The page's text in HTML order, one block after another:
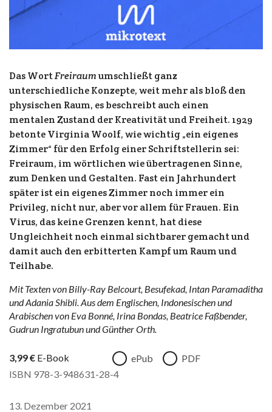
Das WortFreiraumumschließt ganz
unterschiedliche Konzepte, weit mehr als bloß den
physischen Raum, es beschreibt auch einen
mentalen Zustand der Kreativität und Freiheit. 1929
betonte Virginia Woolf, wie wichtig „ein eigenes
Zimmer“ für den Erfolg einer Schriftstellerin sei:
Freiraum, im wörtlichen wie übertragenen Sinne,
zum Denken und Gestalten. Fast ein Jahrhundert
später ist ein eigenes Zimmer noch immer ein
Privileg, nicht nur, aber vor allem für Frauen. Ein
Virus, das keine Grenzen kennt, hat diese
Ungleichheit noch einmal sichtbarer gemacht und
damit auch den erbitterten Kampf um Raum und
Teilhabe.
Mit Texten von Billy-Ray Belcourt, Besufekad, Intan Paramaditha
und Adania Shibli. Aus dem Englischen, Indonesischen und
Arabischen von Eva Bonné, Irina Bondas, Beatrice Faßbender,
Gudrun Ingratubun und Günther Orth.
3,99€ E-Book ePub
PDF
ISBN 978-3-948631-28-4
13. Dezember 2021